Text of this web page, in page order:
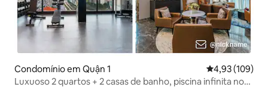
Condomínio em Quận 1 Classificação
4,93 (109)
Luxuoso 2 quartos + 2 casas de banho, piscina infinita no